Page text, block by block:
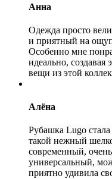
Анна
Одежда просто
и приятный на
Особенно мне
идеально, создавая
вещи из этой
Алёна
Рубашка Lugo
такой нежный
современный,
универсальный,
приятно удивила